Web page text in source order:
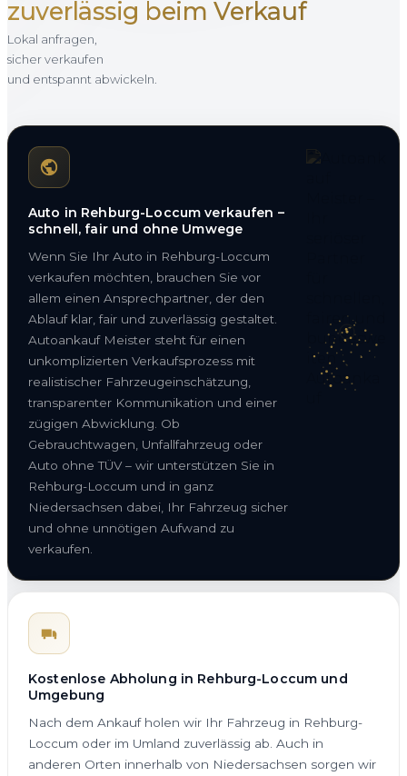
zuverlässig beim Verkauf
Lokal anfragen,
sicher verkaufen
und entspannt abwickeln.
Auto in Rehburg-Loccum verkaufen –
schnell, fair und ohne Umwege
Wenn Sie Ihr Auto in Rehburg-Loccum
verkaufen möchten, brauchen Sie vor
allem einen Ansprechpartner, der den
Ablauf klar, fair und zuverlässig gestaltet.
Autoankauf Meister steht für einen
unkomplizierten Verkaufsprozess mit
realistischer Fahrzeugeinschätzung,
transparenter Kommunikation und einer
zügigen Abwicklung. Ob
Gebrauchtwagen, Unfallfahrzeug oder
Auto ohne TÜV – wir unterstützen Sie in
Rehburg-Loccum und in ganz
Niedersachsen dabei, Ihr Fahrzeug sicher
und ohne unnötigen Aufwand zu
verkaufen.
Kostenlose Abholung in Rehburg-Loccum und
Umgebung
Nach dem Ankauf holen wir Ihr Fahrzeug in Rehburg-
Loccum oder im Umland zuverlässig ab. Auch in
anderen Orten innerhalb von Niedersachsen sorgen wir